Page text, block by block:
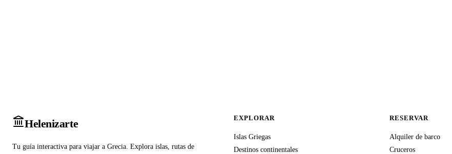
Helenizarte
Tu guía interactiva para viajar a Grecia. Explora islas, rutas de
EXPLORAR
Islas Griegas
Destinos continentales
RESERVAR
Alquiler de barco
Cruceros